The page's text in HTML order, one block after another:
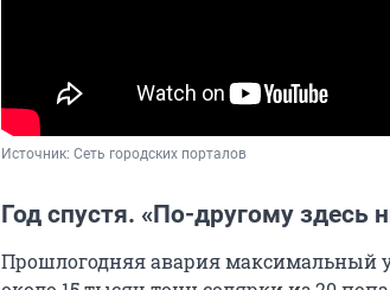
Источник: Сеть городских порталов
Год спустя. «По-другому здесь
Прошлогодняя авария максимальный